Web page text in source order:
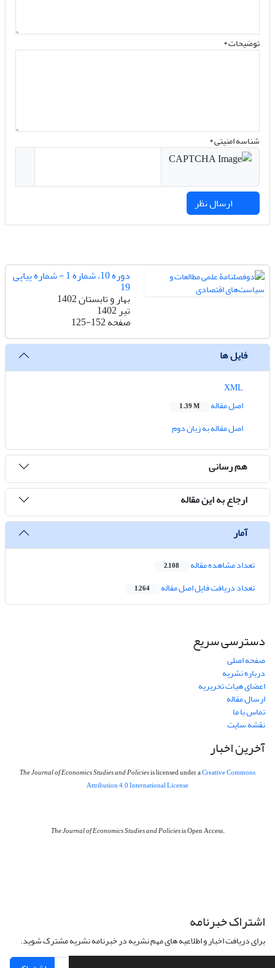
توضیحات *
شناسه امنیتی *
دوره 10، شماره 1 - شماره پیاپی
19
بهار و تابستان 1402
تیر 1402
صفحه125-152
فایل ها
اصل مقاله
1.39 M
اصل مقاله به زبان دوم
هم رسانی
ارجاع به این مقاله
آمار
تعداد مشاهده مقاله 2,108
تعداد دریافت فایل اصل مقاله 1,264
دسترسی سریع
صفحه اصلی
درباره نشریه
اعضای هیات تحریریه
ارسال مقاله
تماس با ما
نقشه سایت
آخرین اخبار
The Journal of Economics Studies and Policiesis licensed under aCreative Commons
Attribution 4.0 International License
The Journal of Economics Studies and Policiesis Open Access.
اشتراک خبرنامه
برای دریافت اخبار و اطلاعیه های مهم نشریه در خبرنامه نشریه مشترک شوید.